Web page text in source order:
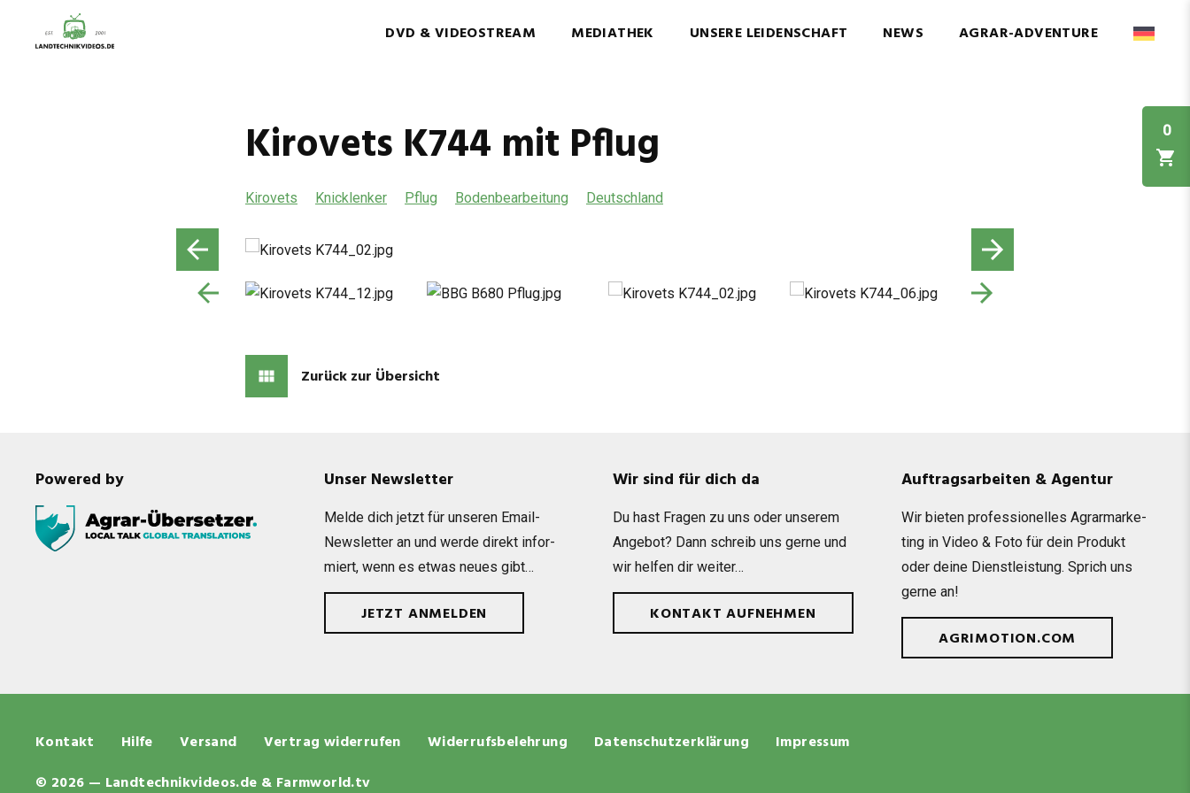
0
DVD & VIDEOSTREAM MEDIATHEK UNSERE LEIDENSCHAFT NEWS AGRAR-ADVENTURE
Kirovets K744 mit Pflug
Kirovets Knicklenker Pflug Bodenbearbeitung Deutschland
Zurück zur Übersicht
Powered by Unser Newsletter
Melde dich jetzt für unse­ren Email-
News­let­ter an und werde direkt infor­
miert, wenn es etwas neues gibt…
JETZT ANMELDEN
Wir sind für dich da
Du hast Fra­gen zu uns oder unse­rem
Ange­bot? Dann schreib uns gerne und
wir hel­fen dir weiter…
KONTAKT AUFNEHMEN
Auftragsarbeiten & Agentur
Wir bie­ten pro­fes­sio­nel­les Agrar­mar­ke­
ting in Video & Foto für dein Pro­dukt
oder deine Dienst­leis­tung. Sprich uns
gerne an!
AGRIMOTION.COM
© 2026 — Landtechnikvideos.de & Farmworld.tv
Kontakt Hilfe Versand Vertrag widerrufen Widerrufsbelehrung Datenschutzerklärung Impressum